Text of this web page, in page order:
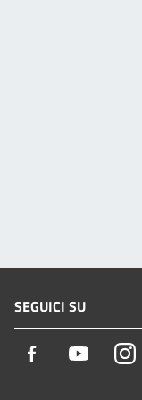
SEGUICI SU
Facebook Youtube